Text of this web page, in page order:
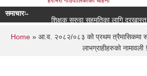
समाचारः-
शिक्षक सरुवा सहमतिका लागि दरखास्त
You are here
Home » आ.व. २०८२/०८३ को प्रथम त्रैमासिकमा
लाभग्राहीहरुको नामावली !